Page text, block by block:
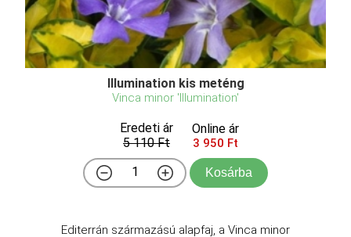
A Forsythia x intermedia 'Weber's Favorit', magyar
nevén aranyvessző, egy igazi kuriózum az aranyfák
között. Míg a hagyományos aranyfák hatalmas
bokrokká cseperedhetnek, addig ez a fajta
megmarad alacsony, kompakt termetűnek. Március-